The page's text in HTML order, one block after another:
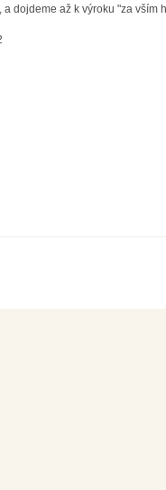
dojdeme až k výroku "za vším